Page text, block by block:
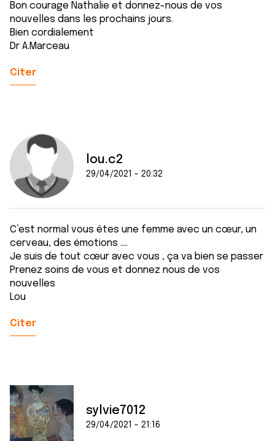
Bon courage Nathalie et donnez-nous de vos
nouvelles dans les prochains jours.
Bien cordialement
Dr A.Marceau
Citer
lou.c2
29/04/2021 - 20:32
C’est normal vous êtes une femme avec un cœur, un
cerveau, des émotions ....
Je suis de tout cœur avec vous , ça va bien se passer
Prenez soins de vous et donnez nous de vos
nouvelles
Lou
Citer
sylvie7012
29/04/2021 - 21:16